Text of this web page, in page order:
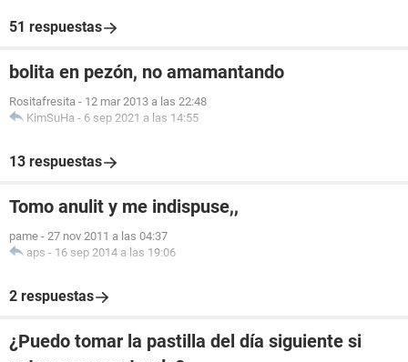
51 respuestas
bolita en pezón, no amamantando
Rositafresita - 12 mar 2013 a las 22:48
KimSuHa - 6 sep 2021 a las 14:55
13 respuestas
Tomo anulit y me indispuse,,
pame - 27 nov 2011 a las 04:37
aps - 16 sep 2014 a las 19:06
2 respuestas
¿Puedo tomar la pastilla del día siguiente si